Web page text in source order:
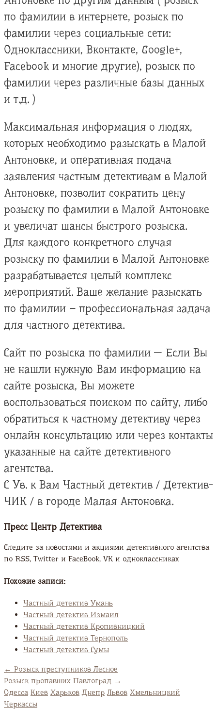
по фамилии в интернете, розыск по
фамилии через социальные сети:
Одноклассники, Вконтакте, Google+,
Facebook и многие другие), розыск по
фамилии через различные базы данных
и т.д. )
Максимальная информация о людях,
которых необходимо разыскать в Малой
Антоновке, и оперативная подача
заявления частным детективам в Малой
Антоновке, позволит сократить цену
розыску по фамилии в Малой Антоновке
и увеличат шансы быстрого розыска.
Для каждого конкретного случая
розыску по фамилии в Малой Антоновке
разрабатывается целый комплекс
мероприятий. Ваше желание разыскать
по фамилии – профессиональная задача
для частного детектива.
Сайт по розыска по фамилии — Если Вы
не нашли нужную Вам информацию на
сайте розыска, Вы можете
воспользоваться поиском по сайту, либо
обратиться к частному детективу через
онлайн консультацию или через контакты
указанные на сайте детективного
агентства.
С Ув. к Вам Частный детектив / Детектив-
ЧИК / в городе Малая Антоновка.
Пресс Центр Детектива
Следите за новостями и акциями детективного агентства
по RSS, Twitter и FaсeBook, VK и одноклассниках
Похожие записи:
Частный детектив Умань
Частный детектив Измаил
Частный детектив Кропивницкий
Частный детектив Тернополь
Частный детектив Сумы
← Розыск преступников Лесное
Розыск пропавших Павлоград →
Одесса Киев Харьков Днепр Львов Хмельницкий
Черкассы